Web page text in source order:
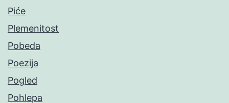
Piće
Plemenitost
Pobeda
Poezija
Pogled
Pohlepa